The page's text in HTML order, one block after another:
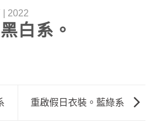
| 2022
白系。
重啟假日衣裝。藍綠系